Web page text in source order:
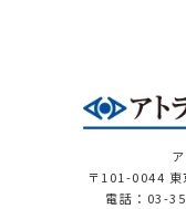
〒101-0044 東
電話：03-